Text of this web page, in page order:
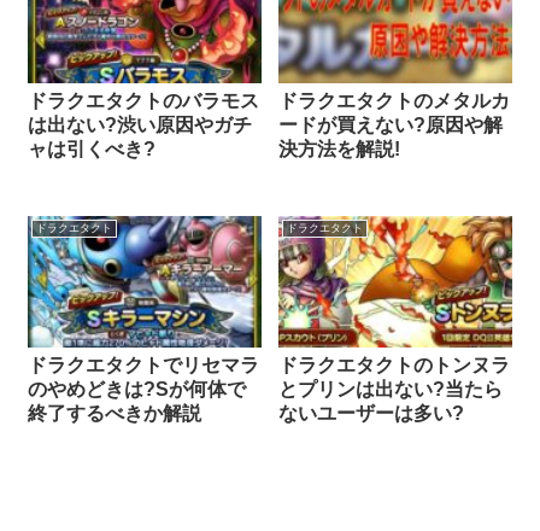
ドラクエタクトのバラモス
は出ない?渋い原因やガチ
ャは引くべき?
ドラクエタクトのメタルカ
ードが買えない?原因や解
決方法を解説!
ドラクエタクト
ドラクエタクトでリセマラ
のやめどきは?Sが何体で
終了するべきか解説
ドラクエタクト
ドラクエタクトのトンヌラ
とプリンは出ない?当たら
ないユーザーは多い?